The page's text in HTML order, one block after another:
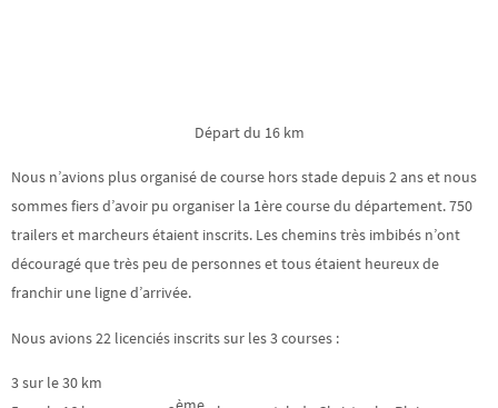
Départ du 16 km
Nous n’avions plus organisé de course hors stade depuis 2 ans et nous
sommes fiers d’avoir pu organiser la 1ère course du département. 750
trailers et marcheurs étaient inscrits. Les chemins très imbibés n’ont
découragé que très peu de personnes et tous étaient heureux de
franchir une ligne d’arrivée.
Nous avions 22 licenciés inscrits sur les 3 courses :
3 sur le 30 km